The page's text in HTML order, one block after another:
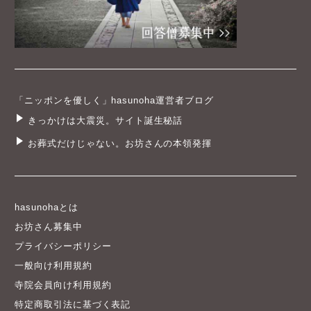
「ニッポンを優しく」hasunoha運営者ブログ
きっかけは大震災。サイト誕生秘話
お葬式だけじゃない。お坊さんの本領発揮
hasunohaとは
お坊さん募集中
プライバシーポリシー
一般向け利用規約
寺院会員向け利用規約
特定商取引法に基づく表記